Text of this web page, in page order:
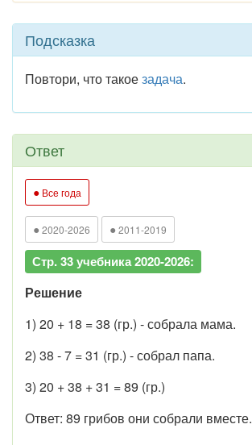
Подсказка
Повтори, что такоезадача.
Ответ
● Все года
● 2020-2026 ● 2011-2019
Стр. 33 учебника 2020-2026:
Решение
1) 20 + 18 = 38 (гр.) - собрала мама.
2) 38 - 7 = 31 (гр.) - собрал папа.
3) 20 + 38 + 31 = 89 (гр.)
Ответ: 89 грибов они собрали вместе.